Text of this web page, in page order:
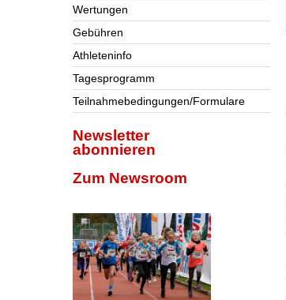
Wertungen
Gebühren
Athleteninfo
Tagesprogramm
Teilnahmebedingungen/Formulare
Newsletter
abonnieren
Zum Newsroom